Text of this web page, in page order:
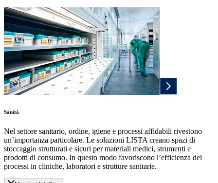
Sanità
Nel settore sanitario, ordine, igiene e processi affidabili rivestono
un’importanza particolare. Le soluzioni LISTA creano spazi di
stoccaggio strutturati e sicuri per materiali medici, strumenti e
prodotti di consumo. In questo modo favoriscono l’efficienza dei
processi in cliniche, laboratori e strutture sanitarie.